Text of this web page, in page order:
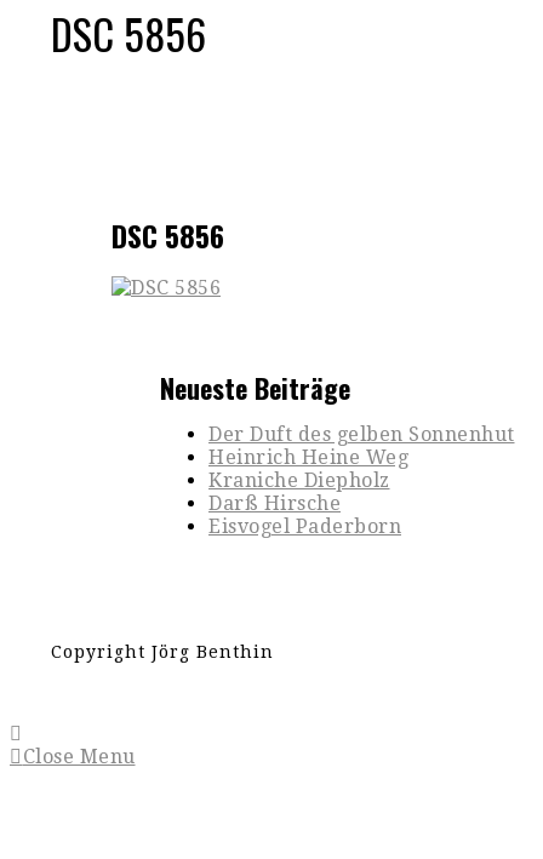
DSC 5856
DSC 5856
Neueste Beiträge
Der Duft des gelben Sonnenhut
Heinrich Heine Weg
Kraniche Diepholz
Darß Hirsche
Eisvogel Paderborn
Copyright Jörg Benthin
Close Menu